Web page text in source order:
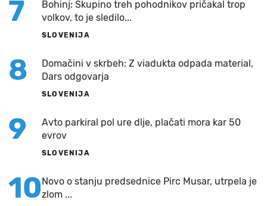
7
Bohinj: Skupino treh pohodnikov pričakal trop
volkov, to je sledilo...
SLOVENIJA
8
Domačini v skrbeh: Z viadukta odpada material,
Dars odgovarja
SLOVENIJA
9
Avto parkiral pol ure dlje, plačati mora kar 50
evrov
SLOVENIJA
10Novo o stanju predsednice Pirc Musar, utrpela je
zlom ...